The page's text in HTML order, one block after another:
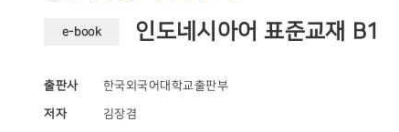
e-book 인도네시아어 표준교재 B1
출판사 한국외국어대학교출판부
저자 김장겸